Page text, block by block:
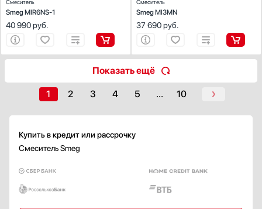
Смеситель
Smeg MIR6NS-1
40 990руб.
Смеситель
Smeg MI3MN
37 690руб.
Показать ещё
1 2 3 4 5 ... 10
Купить в кредит или рассрочку
Смеситель Smeg